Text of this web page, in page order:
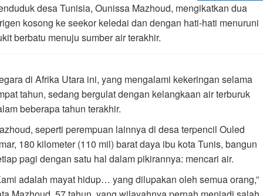
desa Tunisia, Ounissa Mazhoud, mengikatkan dua
kosong ke seekor keledai dan dengan hati-hati menuruni
berbatu menuju sumber air terakhir.
di Afrika Utara ini, yang mengalami kekeringan selama
tahun, sedang bergulat dengan kelangkaan air terburuk
beberapa tahun terakhir.
seperti perempuan lainnya di desa terpencil Ouled
180 kilometer (110 mil) barat daya ibu kota Tunis, bangun
pagi dengan satu hal dalam pikirannya: mencari air.
adalah mayat hidup… yang dilupakan oleh semua orang,”